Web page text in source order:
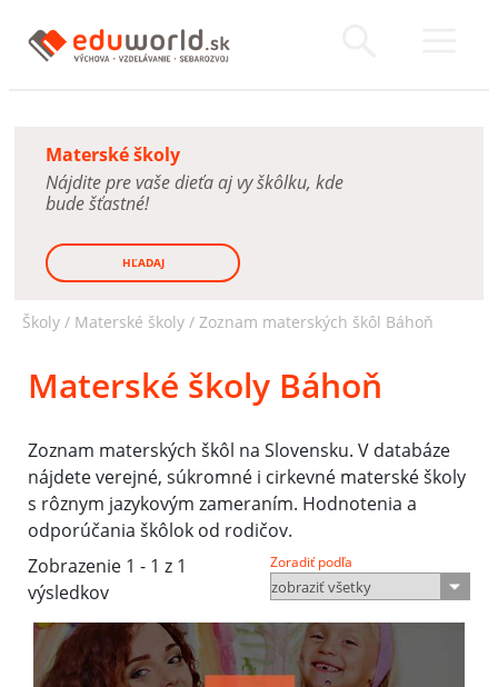
Materské školy
Nájdite pre vaše dieťa aj vy škôlku, kde
bude šťastné!
HĽADAJ
Školy / Materské školy / Zoznam materských škôl Báhoň
Materské školy Báhoň
Zoznam materských škôl na Slovensku. V databáze
nájdete verejné, súkromné i cirkevné materské školy
s rôznym jazykovým zameraním. Hodnotenia a
odporúčania škôlok od rodičov.
Zobrazenie 1 - 1 z 1
výsledkov
Zoradiť podľa